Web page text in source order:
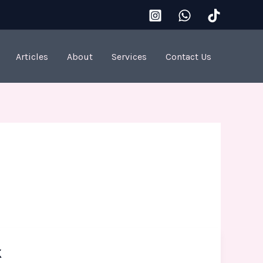
Articles About Services Contact Us